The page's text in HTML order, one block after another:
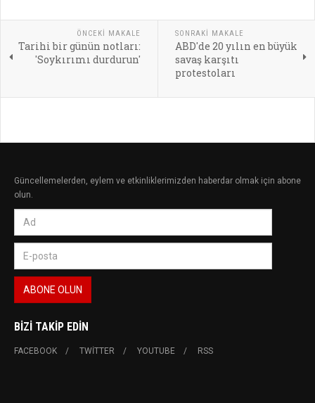
ÖNCEKI MAKALE
Tarihi bir günün notları:
'Soykırımı durdurun'
SONRAKI MAKALE
ABD'de 20 yılın en büyük
savaş karşıtı
protestoları
Güncellemelerden, eylem ve etkinliklerimizden haberdar olmak için abone
olun.
BIZI TAKIP EDIN
FACEBOOK TWITTER YOUTUBE RSS